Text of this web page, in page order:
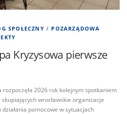
SPOŁECZNY / POZARZĄDOWA
Kryzysowa pierwsze
rozpoczęła 2026 rok kolejnym spotkaniem
wrocławskie organizacje
pomocowe w sytuacjach